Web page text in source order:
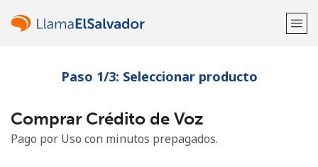
¡Bienvenido!
¿Ya tienes una cuenta?Inicia sesión →
Paso 1/3: Seleccionar producto
Comprar Crédito de Voz
Pago por Uso con minutos prepagados.